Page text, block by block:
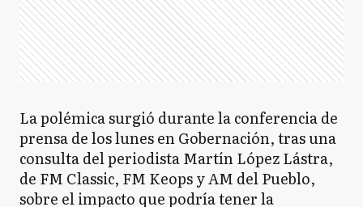
La polémica surgió durante la conferencia de
prensa de los lunes en Gobernación, tras una
consulta del periodista Martín López Lástra,
de FM Classic, FM Keops y AM del Pueblo,
sobre el impacto que podría tener la